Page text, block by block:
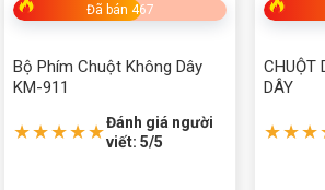
Đã bán 467
Bộ Phím Chuột Không Dây
KM-911
★★★★★Đánh giá người
viết: 5/5
CHUỘT
DÂY